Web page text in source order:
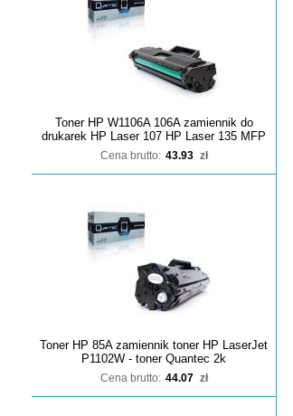
Toner HP W1106A 106A zamiennik do
drukarek HP Laser 107 HP Laser 135 MFP
Cena brutto: 43.93 zł
Toner HP 85A zamiennik toner HP LaserJet
P1102W - toner Quantec 2k
Cena brutto: 44.07 zł